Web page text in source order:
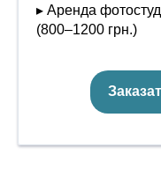
▸ Аренда
(800–1200 грн.)